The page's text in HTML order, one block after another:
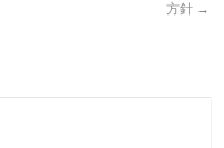
方針 →